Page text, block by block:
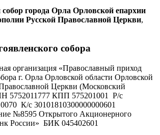
города Орла Орловской епархии
Русской Православной Церкви,
собора
организация «Православный приход
г. Орла Орловской области Орловской
Церкви (Московский
5752011777 КПП 575201001 Р/с
К/с 30101810300000000601
№8595 Открытого Акционерного
России» БИК 045402601